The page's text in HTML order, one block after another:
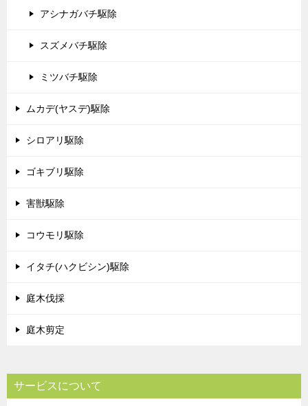
アシナガバチ駆除
スズメバチ駆除
ミツバチ駆除
ムカデ(ヤスデ)駆除
シロアリ駆除
ゴキブリ駆除
害獣駆除
コウモリ駆除
イタチ(ハクビシン)駆除
庭木伐採
庭木剪定
サービスについて